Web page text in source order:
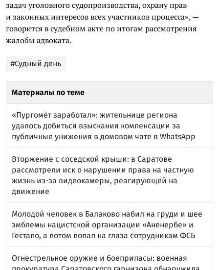
задач уголовного судопроизводства, охрану прав
и законных интересов всех участников процесса», —
говорится в судебном акте по итогам рассмотрения
жалобы адвоката.
#Судный день
Материалы по теме
«Пургомёт заработал»: жительнице региона
удалось добиться взыскания компенсации за
публичные унижения в домовом чате в WhatsApp
Вторжение с соседской крыши: в Саратове
рассмотрели иск о нарушении права на частную
жизнь из-за видеокамеры, реагирующей на
движение
Молодой человек в Балаково набил на груди и шее
эмблемы нацистской организации «Аненербе» и
Гестапо, а потом попал на глаза сотрудникам ФСБ
Огнестрельное оружие и боеприпасы: военная